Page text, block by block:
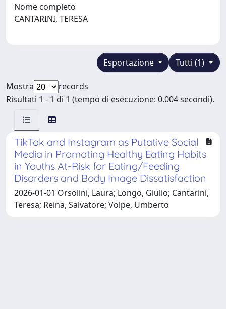
Nome completo
CANTARINI, TERESA
Tutti (1)
Esportazione
Mostra
records
Risultati 1 - 1 di 1 (tempo di esecuzione: 0.004 secondi).
TikTok and Instagram as Putative Social
Media in Promoting Healthy Eating Habits
in Youths At-Risk for Eating/Feeding
Disorders and Body Image Dissatisfaction
2026-01-01 Orsolini, Laura; Longo, Giulio; Cantarini,
Teresa; Reina, Salvatore; Volpe, Umberto